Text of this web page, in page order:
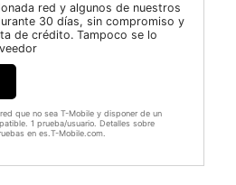
red y algunos de nuestros
30 días, sin compromiso y
de crédito. Tampoco se lo
que no sea T-Mobile y disponer de un
1 prueba/usuario. Detalles sobre
en es.T-Mobile.com.